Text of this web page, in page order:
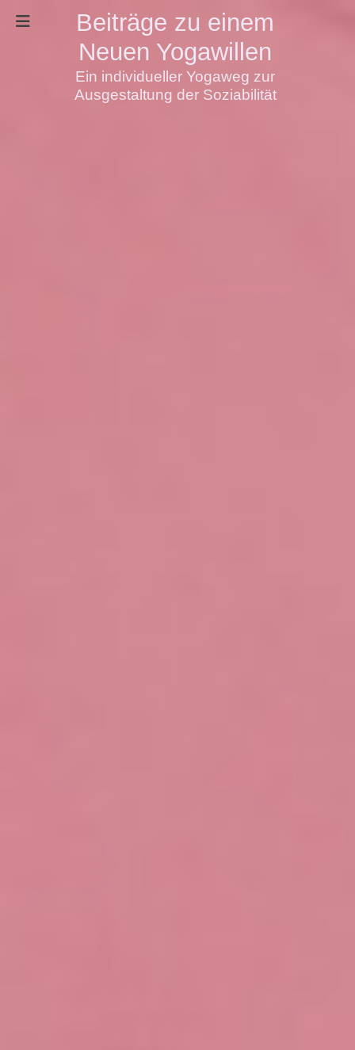
Beiträge zu einem
Neuen Yogawillen
Ein individueller Yogaweg zur
Ausgestaltung der Soziabilität